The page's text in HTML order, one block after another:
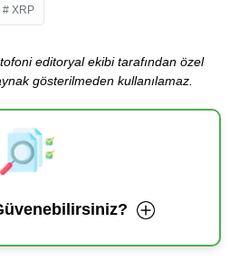
XRP
editoryal ekibi tarafından özel
gösterilmeden kullanılamaz.